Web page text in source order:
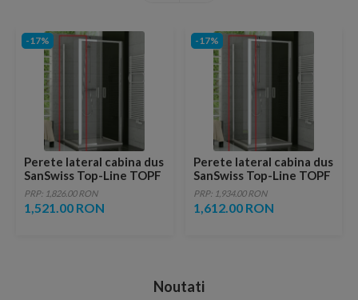
-17%
Perete lateral cabina dus
SanSwiss Top-Line TOPF
90xH190 profil argintiu
PRP: 1,826.00 RON
1,521.00 RON
-17%
Perete lateral cabina dus
SanSwiss Top-Line TOPF
100xH190
PRP: 1,934.00 RON
1,612.00 RON
Noutati